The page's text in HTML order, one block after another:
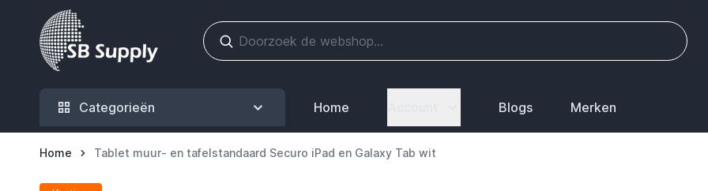
Ga naar de inhoud
Categorieën Home Blogs Merken
Home Tablet muur- en tafelstandaard Securo iPad en Galaxy Tab wit